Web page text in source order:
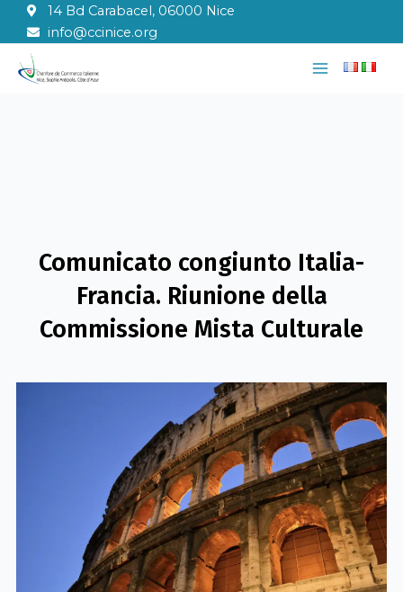
contenuto
14 Bd Carabacel, 06000 Nice
info@ccinice.org
Main
Comunicato congiunto Italia-
Francia. Riunione della
Commissione Mista Culturale